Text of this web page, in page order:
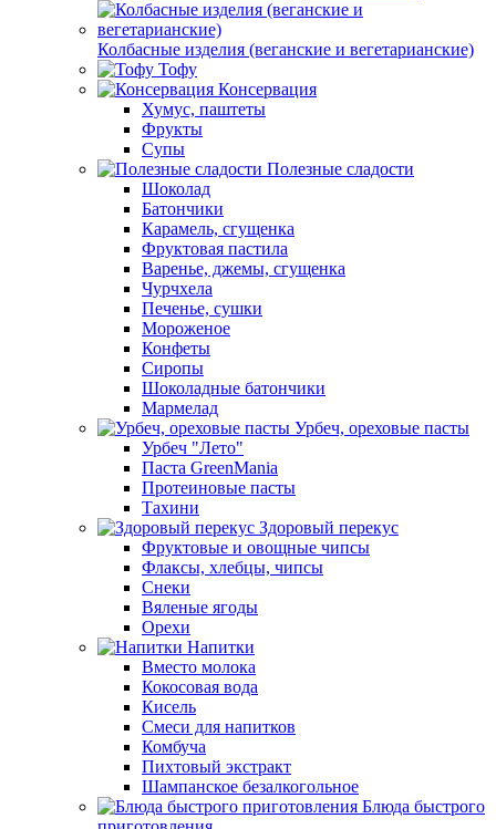
Колбасные изделия (веганские и вегетарианские)
Тофу
Консервация
Хумус, паштеты
Фрукты
Супы
Полезные сладости
Шоколад
Батончики
Карамель, сгущенка
Фруктовая пастила
Варенье, джемы, сгущенка
Чурчхела
Печенье, сушки
Мороженое
Конфеты
Сиропы
Шоколадные батончики
Мармелад
Урбеч, ореховые пасты
Урбеч "Лето"
Паста GreenMania
Протеиновые пасты
Тахини
Здоровый перекус
Фруктовые и овощные чипсы
Флаксы, хлебцы, чипсы
Снеки
Вяленые ягоды
Орехи
Напитки
Вместо молока
Кокосовая вода
Кисель
Смеси для напитков
Комбуча
Пихтовый экстракт
Шампанское безалкогольное
Блюда быстрого